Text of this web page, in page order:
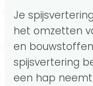
Je
het omzetten
en
spijsvertering
een hap